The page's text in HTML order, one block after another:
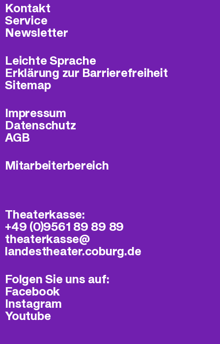
Kontakt
Service
Newsletter
Leichte Sprache
Erklärung zur Barrierefreiheit
Sitemap
Impressum
Datenschutz
AGB
Mitarbeiterbereich
Theaterkasse:
+49 (0)9561 89 89 89
theaterkasse@​
landestheater.coburg.de
Folgen Sie uns auf:
Facebook
Instagram
Youtube